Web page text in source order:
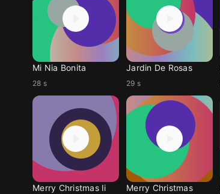
Mi Nia Bonita
28 s
Jardin De Rosas
29 s
Merry Christmas Ii Merry Christmas